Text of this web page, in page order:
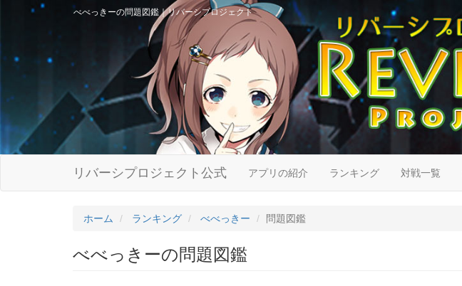
べべっきーの問題図鑑｜リバーシプロジェクト
リバーシプロジェクト公式 アプリの紹介 ランキング 対戦一覧
ホーム ランキング べべっきー 問題図鑑
べべっきーの問題図鑑